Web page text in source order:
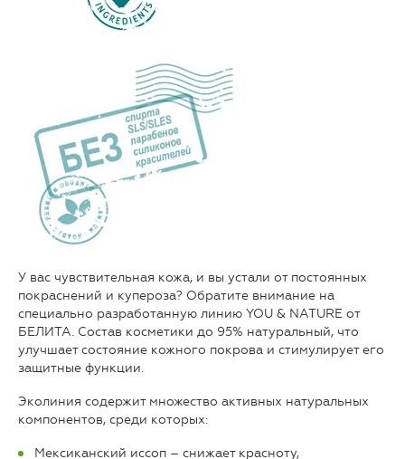
У вас чувствительная кожа, и вы устали от постоянных
покраснений и купероза? Обратите внимание на
специально разработанную линию YOU & NATURE от
БЕЛИТА. Состав косметики до 95% натуральный, что
улучшает состояние кожного покрова и стимулирует его
защитные функции.
Эколиния содержит множество активных натуральных
компонентов, среди которых:
Мексиканский иссоп – снижает красноту,